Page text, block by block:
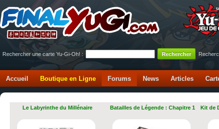
Rechercher une carte Yu-Gi-Oh! :
Accueil Boutique en Ligne Forums News Articles
Le Labyrinthe du Millénaire Batailles de Légende : Chapitre 1 Kit de